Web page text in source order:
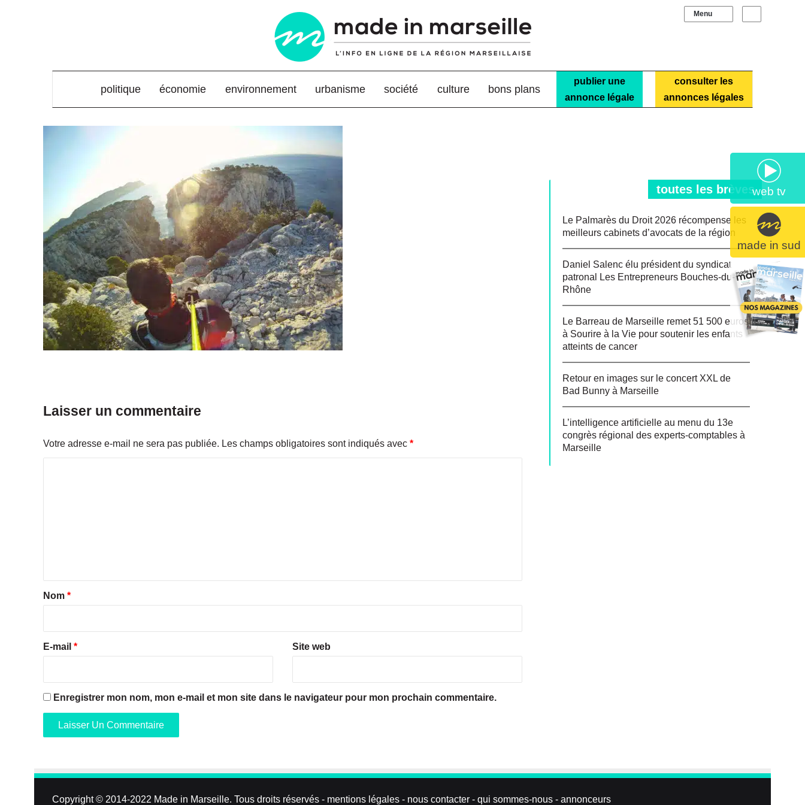
web tv
made in sud
élément de menu
politique économie environnement urbanisme société culture bons plans
publier une
annonce légale
consulter les
annonces légales
Laisser un commentaire
Votre adresse e-mail ne sera pas publiée. Les champs obligatoires sont indiqués avec *
a
e
Nom *
E-mail * Site web
Enregistrer mon nom, mon e-mail et mon site dans le navigateur pour mon prochain commentaire.
toutes les brèves
Le Palmarès du Droit 2026 récompense les
meilleurs cabinets d’avocats de la région
Daniel Salenc élu président du syndicat
patronal Les Entrepreneurs Bouches-du-
Rhône
Le Barreau de Marseille remet 51 500 euros
à Sourire à la Vie pour soutenir les enfants
atteints de cancer
Retour en images sur le concert XXL de
Bad Bunny à Marseille
L’intelligence artificielle au menu du 13e
congrès régional des experts-comptables à
Marseille
Copyright © 2014-2022 Made in Marseille. Tous droits réservés - mentions légales - nous contacter - qui sommes-nous - annonceurs